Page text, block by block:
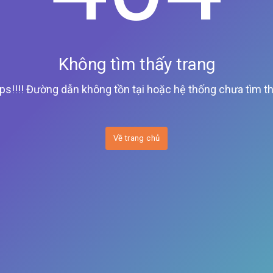
Không tìm thấy trang
Đường dẫn không tồn tại hoặc hệ thống chưa tìm
Về trang chủ